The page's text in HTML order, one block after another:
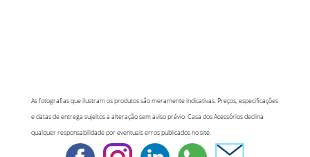
As fotografias que ilustram os produtos são meramente indicativas. Preços, especificações
e datas de entrega sujeitos a alteração sem aviso prévio. Casa dos Acessórios declina
qualquer responsabilidade por eventuais erros publicados no site.